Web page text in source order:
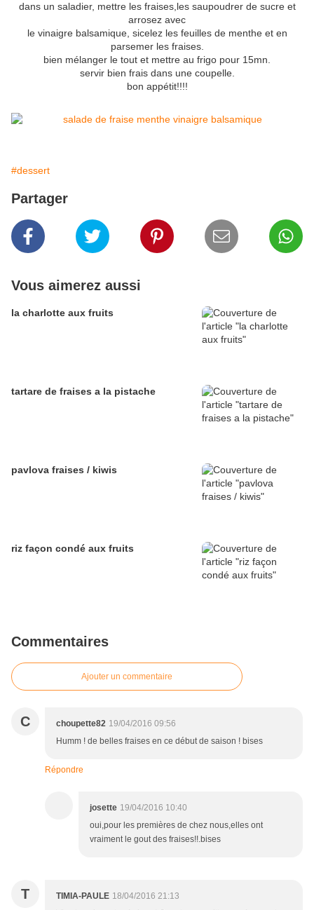
dans un saladier, mettre les fraises,les saupoudrer de sucre et
arrosez avec
le vinaigre balsamique, sicelez les feuilles de menthe et en
parsemer les fraises.
bien mélanger le tout et mettre au frigo pour 15mn.
servir bien frais dans une coupelle.
bon appétit!!!!
#dessert
Partager
Vous aimerez aussi
la charlotte aux fruits
tartare de fraises a la pistache
pavlova fraises / kiwis
riz façon condé aux fruits
Commentaires
Ajouter un commentaire
C choupette82 19/04/2016 09:56
Humm ! de belles fraises en ce début de saison ! bises
Répondre
josette 19/04/2016 10:40
oui,pour les premières de chez nous,elles ont
vraiment le gout des fraises!!.bises
T TIMIA-PAULE 18/04/2016 21:13